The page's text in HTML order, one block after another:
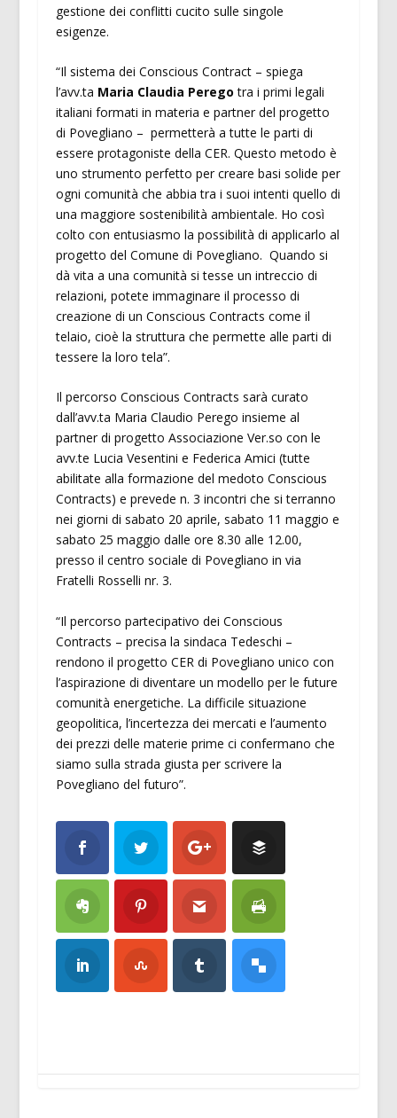
gestione dei conflitti cucito sulle singole
esigenze.
“Il sistema dei Conscious Contract – spiega
l’avv.ta Maria Claudia Perego tra i primi legali
italiani formati in materia e partner del progetto
di Povegliano – permetterà a tutte le parti di
essere protagoniste della CER. Questo metodo è
uno strumento perfetto per creare basi solide per
ogni comunità che abbia tra i suoi intenti quello di
una maggiore sostenibilità ambientale. Ho così
colto con entusiasmo la possibilità di applicarlo al
progetto del Comune di Povegliano. Quando si
dà vita a una comunità si tesse un intreccio di
relazioni, potete immaginare il processo di
creazione di un Conscious Contracts come il
telaio, cioè la struttura che permette alle parti di
tessere la loro tela”.
Il percorso Conscious Contracts sarà curato
dall’avv.ta Maria Claudio Perego insieme al
partner di progetto Associazione Ver.so con le
avv.te Lucia Vesentini e Federica Amici (tutte
abilitate alla formazione del medoto Conscious
Contracts) e prevede n. 3 incontri che si terranno
nei giorni di sabato 20 aprile, sabato 11 maggio e
sabato 25 maggio dalle ore 8.30 alle 12.00,
presso il centro sociale di Povegliano in via
Fratelli Rosselli nr. 3.
“Il percorso partecipativo dei Conscious
Contracts – precisa la sindaca Tedeschi –
rendono il progetto CER di Povegliano unico con
l’aspirazione di diventare un modello per le future
comunità energetiche. La difficile situazione
geopolitica, l’incertezza dei mercati e l’aumento
dei prezzi delle materie prime ci confermano che
siamo sulla strada giusta per scrivere la
Povegliano del futuro”.